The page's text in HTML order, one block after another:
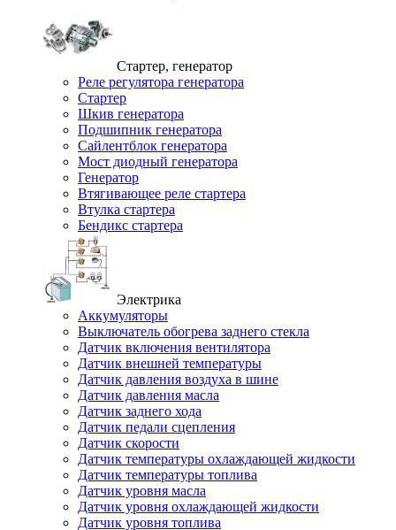
Стартер, генератор
Реле регулятора генератора
Стартер
Шкив генератора
Подшипник генератора
Сайлентблок генератора
Мост диодный генератора
Генератор
Втягивающее реле стартера
Втулка стартера
Бендикс стартера
Электрика
Аккумуляторы
Выключатель обогрева заднего стекла
Датчик включения вентилятора
Датчик внешней температуры
Датчик давления воздуха в шине
Датчик давления масла
Датчик заднего хода
Датчик педали сцепления
Датчик скорости
Датчик температуры охлаждающей жидкости
Датчик температуры топлива
Датчик уровня масла
Датчик уровня охлаждающей жидкости
Датчик уровня топлива